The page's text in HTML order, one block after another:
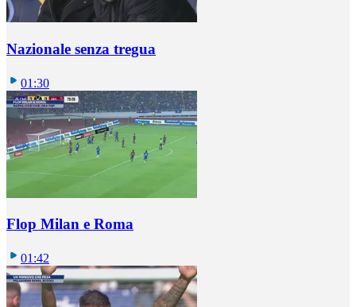
Nazionale senza tregua
01:30
Flop Milan e Roma
01:42